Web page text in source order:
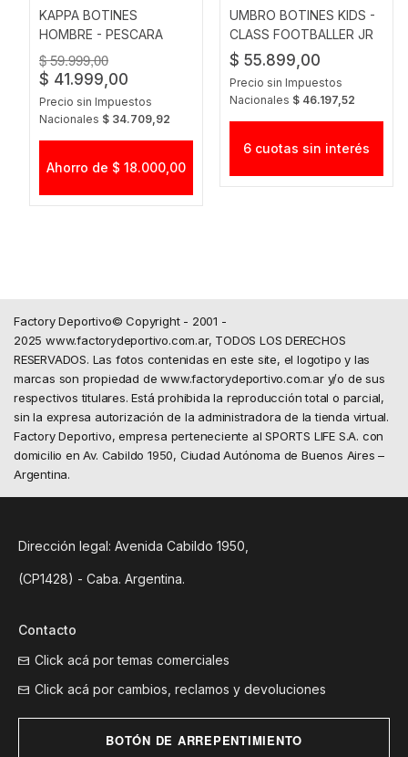
KAPPA BOTINES
HOMBRE - PESCARA
LIGHT BLUE
$ 59.999,00
$ 41.999,00
Precio sin Impuestos
Nacionales $ 34.709,92
Ahorro de $ 18.000,00
UMBRO BOTINES KIDS -
CLASS FOOTBALLER JR
$ 55.899,00
Precio sin Impuestos
Nacionales $ 46.197,52
6 cuotas sin interés
Factory Deportivo© Copyright - 2001 -
2025 www.factorydeportivo.com.ar, TODOS LOS DERECHOS
RESERVADOS. Las fotos contenidas en este site, el logotipo y las
marcas son propiedad de www.factorydeportivo.com.ar y/o de sus
respectivos titulares. Está prohibida la reproducción total o parcial,
sin la expresa autorización de la administradora de la tienda virtual.
Factory Deportivo, empresa perteneciente al SPORTS LIFE S.A. con
domicilio en Av. Cabildo 1950, Ciudad Autónoma de Buenos Aires –
Argentina.
Dirección legal: Avenida Cabildo 1950,
(CP1428) - Caba. Argentina.
Contacto
Click acá por temas comerciales
Click acá por cambios, reclamos y devoluciones
BOTÓN DE ARREPENTIMIENTO